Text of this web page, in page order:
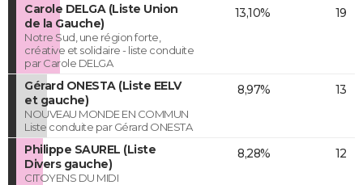
Carole DELGA (Liste Union
de la Gauche)
Notre Sud, une région forte,
créative et solidaire - liste conduite
par Carole DELGA
13,10% 19
Gérard ONESTA (Liste EELV
et gauche)
NOUVEAU MONDE EN COMMUN
Liste conduite par Gérard ONESTA
8,97% 13
Philippe SAUREL (Liste
Divers gauche)
CITOYENS DU MIDI
8,28% 12